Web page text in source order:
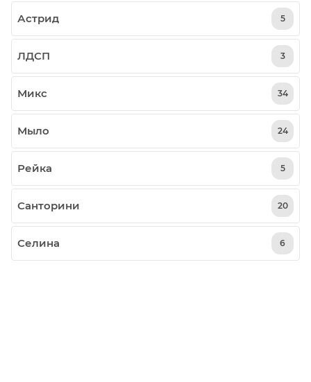
Астрид 5
ЛДСП 3
Микс 34
Мыло 24
Рейка 5
Санторини 20
Селина 6